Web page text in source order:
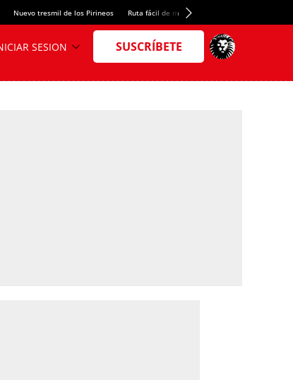
Nuevo tresmil de los Pirineos Ruta fácil de montaña